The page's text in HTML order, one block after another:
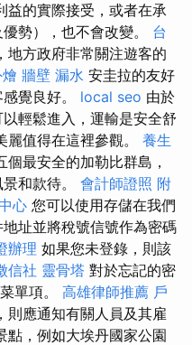
益的實際接受，或者在承
勢），也不會改變。 台
地方政府非常關注遊客的
牆壁 漏水 安圭拉的友好
覺良好。 local seo 由於
輕鬆進入，運輸是安全舒
值得在這裡參觀。 養生
個最安全的加勒比群島，
和款待。 會計師證照 附
心 您可以使用存儲在我們
址並將稅號信號作為密碼
辦理 如果您未登錄，則該
信社 靈骨塔 對於忘記的密
單項。 高雄律師推薦 戶
則應通知有關人員及其雇
點，例如大埃丹國家公園